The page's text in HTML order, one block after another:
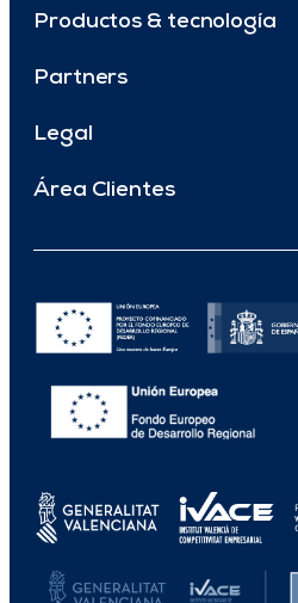
Productos & tecnología
Partners
Legal
Área Clientes